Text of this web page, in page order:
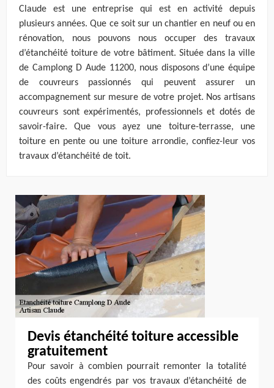
Claude est une entreprise qui est en activité depuis
plusieurs années. Que ce soit sur un chantier en neuf ou en
rénovation, nous pouvons nous occuper des travaux
d’étanchéité toiture de votre bâtiment. Située dans la ville
de Camplong D Aude 11200, nous disposons d’une équipe
de couvreurs passionnés qui peuvent assurer un
accompagnement sur mesure de votre projet. Nos artisans
couvreurs sont expérimentés, professionnels et dotés de
savoir-faire. Que vous ayez une toiture-terrasse, une
toiture en pente ou une toiture arrondie, confiez-leur vos
travaux d’étanchéité de toit.
Devis étanchéité toiture accessible
gratuitement
Pour savoir à combien pourrait remonter la totalité
des coûts engendrés par vos travaux d’étanchéité de